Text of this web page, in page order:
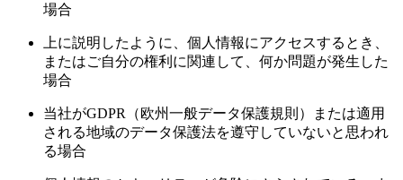
場合
上に説明したように、個人情報にアクセスするとき、
またはご自分の権利に関連して、何か問題が発生した
場合
当社がGDPR（欧州一般データ保護規則）または適用
される地域のデータ保護法を遵守していないと思われ
る場合